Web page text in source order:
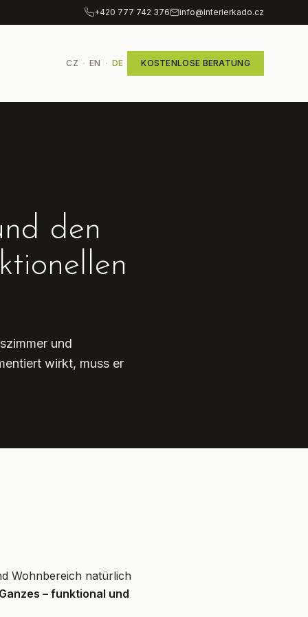
+420 777 742 376 info@interierkado.cz
CZ · EN · DE KOSTENLOSE BERATUNG
den
und
wirkt, muss er
Wohnbereich natürlich
– funktional und